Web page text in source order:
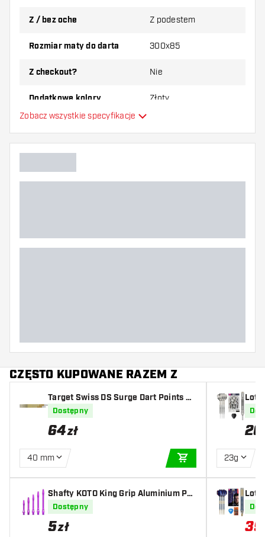
Z / bez oche Z podestem
Rozmiar maty do darta 300x85
Z checkout? Nie
Dodatkowe kolory Złoty
Zobacz wszystkie specyfikacje
CZĘSTO KUPOWANE RAZEM Z
Target Swiss DS Surge Dart Points Go
ldDostępny
64zł
40 mm
DODAJ DO
Shafty KOTO King Grip Aluminium Pur
ple
Dostępny
5zł
23g
t